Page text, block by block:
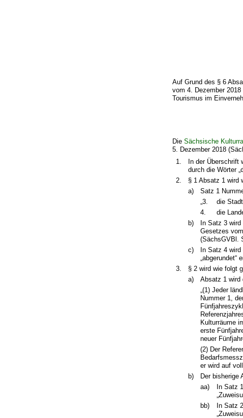
Auf Grund des § 6
vom 4. Dezember
Tourismus im
DieSächsische
5. Dezember 2018
1.
In der Überschrift
durch die Wörter
2.
§ 1 Absatz 1 wird
a)
Satz 1
„3.
die
4.
die
b)
In Satz 3
Gesetzes
(SächsGVBl.
c)
In Satz 4 wird
„abgerundet“
3.
§ 2 wird wie folgt
a)
Absatz 1 wird
„(1) Jeder
Nummer 1,
Kulturräume
erste
neuer
(2) Der
er wird auf
b)
Der bisherige
aa)
In Satz
bb)
In Satz